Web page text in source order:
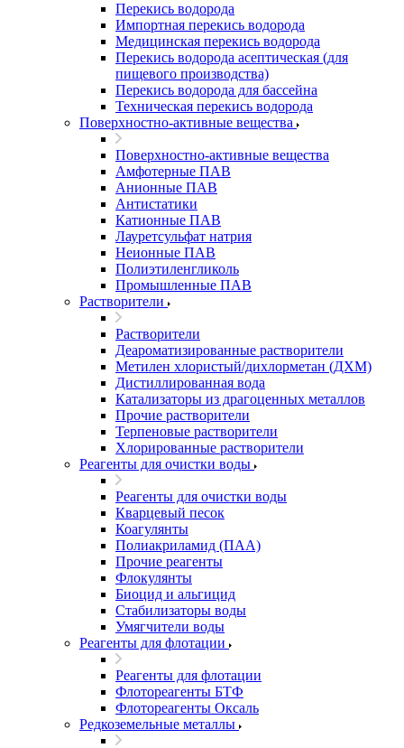
Перекись водорода
Импортная перекись водорода
Медицинская перекись водорода
Перекись водорода асептическая (для
пищевого производства)
Перекись водорода для бассейна
Техническая перекись водорода
Поверхностно-активные вещества
Поверхностно-активные вещества
Амфотерные ПАВ
Анионные ПАВ
Антистатики
Катионные ПАВ
Лауретсульфат натрия
Неионные ПАВ
Полиэтиленгликоль
Промышленные ПАВ
Растворители
Растворители
Деароматизированные растворители
Метилен хлористый/дихлорметан (ДХМ)
Дистиллированная вода
Катализаторы из драгоценных металлов
Прочие растворители
Терпеновые растворители
Хлорированные растворители
Реагенты для очистки воды
Реагенты для очистки воды
Кварцевый песок
Коагулянты
Полиакриламид (ПАА)
Прочие реагенты
Флокулянты
Биоцид и альгицид
Стабилизаторы воды
Умягчители воды
Реагенты для флотации
Реагенты для флотации
Флотореагенты БТФ
Флотореагенты Оксаль
Редкоземельные металлы